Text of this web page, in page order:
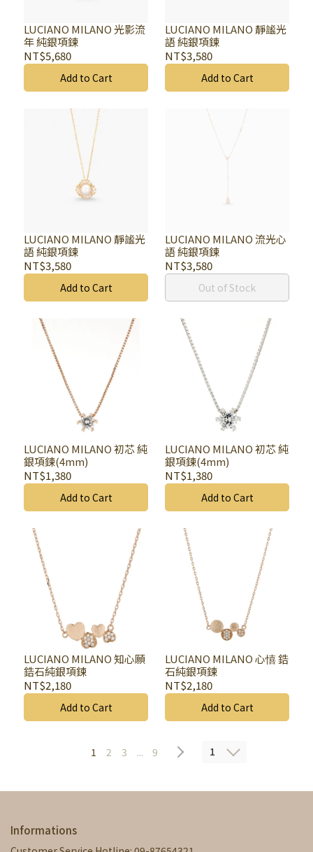
LUCIANO MILANO 光影流
年 純銀項鍊
NT$5,680
Add to Cart
LUCIANO MILANO 靜謐光
語 純銀項鍊
NT$3,580
Add to Cart
LUCIANO MILANO 靜謐光
語 純銀項鍊
NT$3,580
Add to Cart
LUCIANO MILANO 流光心
語 純銀項鍊
NT$3,580
Out of Stock
LUCIANO MILANO 初芯 純
銀項鍊(4mm)
NT$1,380
Add to Cart
LUCIANO MILANO 初芯 純
銀項鍊(4mm)
NT$1,380
Add to Cart
LUCIANO MILANO 知心願
鋯石純銀項鍊
NT$2,180
Add to Cart
LUCIANO MILANO 心憘 鋯
石純銀項鍊
NT$2,180
Add to Cart
1 2 3 ... 9 1
Informations